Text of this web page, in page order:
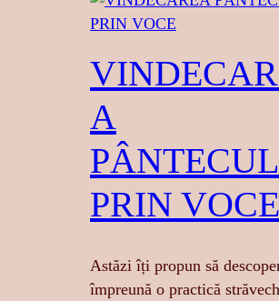
A
PRIN VOCE
Astăzi îți propun să
împreună o practică